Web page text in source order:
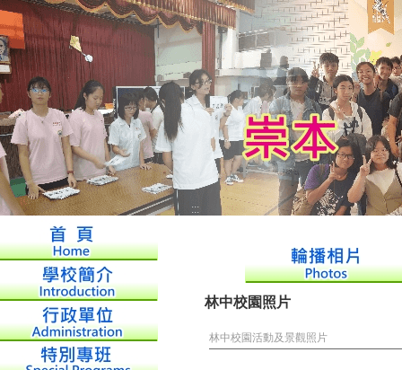
:::
林中校園照片
林中校園活動及景觀照片